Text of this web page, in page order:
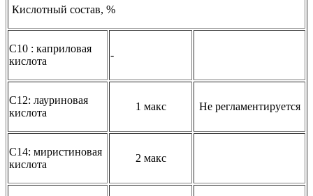
Кислотный состав, %
С10 : каприловая
кислота
-
С12: лауриновая
кислота
1 макс Не регламентируется
С14: миристиновая
кислота
2 макс